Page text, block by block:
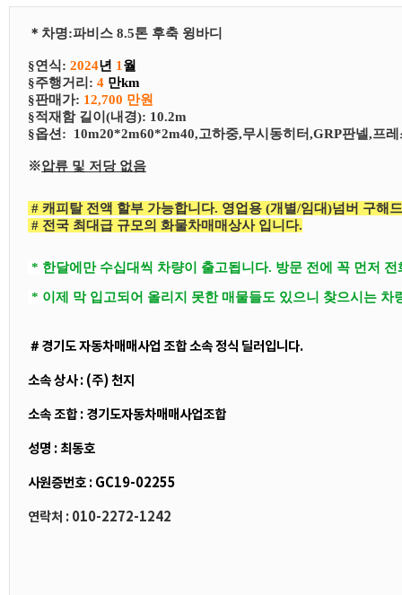
＊ 차명:파비스 8.5톤 후축 윙바디
§연식: 2024년 1 월
§​주행거리: 4 만km
§​판매가: 12,700 만원
§​적재함 길이(내경): 10.2m
§​​옵션: 10m20*2m60*2m40,고하중,무시동히터,GRP판넬,프
※압류 및 저당 없음
# 캐피탈 전액 할부 가능합니다. 영업용 (개별/임대)넘버 구해
# 전국 최대급 규모의 화물차매매상사 입니다.
* 한달에만 수십대씩 차량이 출고됩니다. 방문 전에 꼭 먼저 전
* 이제 막 입고되어 올리지 못한 매물들도 있으니 찾으시는 차
＃경기도 자동차매매사업 조합 소속 정식 딜러입니다.
소속 상사 : (주) 천지
소속 조합 : 경기도자동차매매사업조합
성명 : 최동호
사원증번호 : GC19-02255
연락처 : 010-2272-1242